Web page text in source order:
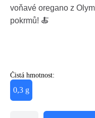
voňavé oregano z
pokrmů! 🍝
Čistá hmotnost:
0,3 g